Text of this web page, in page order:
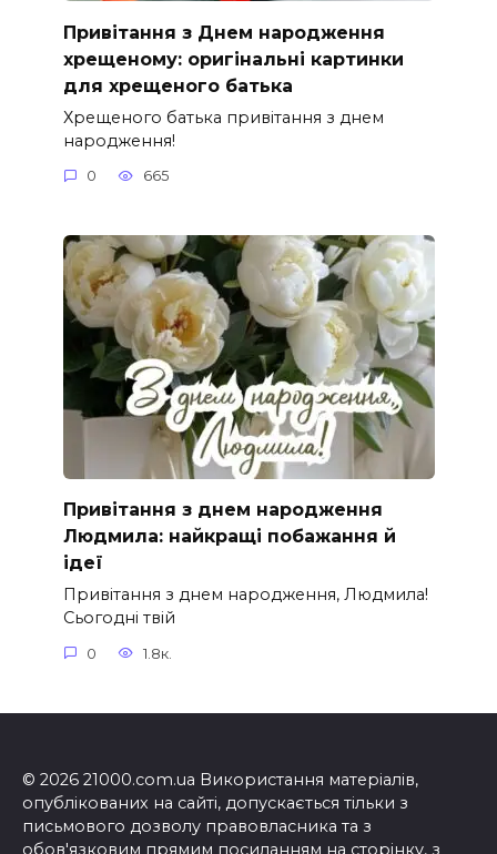
Привітання з Днем народження
хрещеному: оригінальні картинки
для хрещеного батька
Хрещеного батька привітання з днем
народження!
0 665
Привітання з днем народження
Людмила: найкращі побажання й
ідеї
Привітання з днем народження, Людмила!
Сьогодні твій
0 1.8к.
© 2026 21000.com.ua Використання матеріалів,
опублікованих на сайті, допускається тільки з
письмового дозволу правовласника та з
обов'язковим прямим посиланням на сторінку, з